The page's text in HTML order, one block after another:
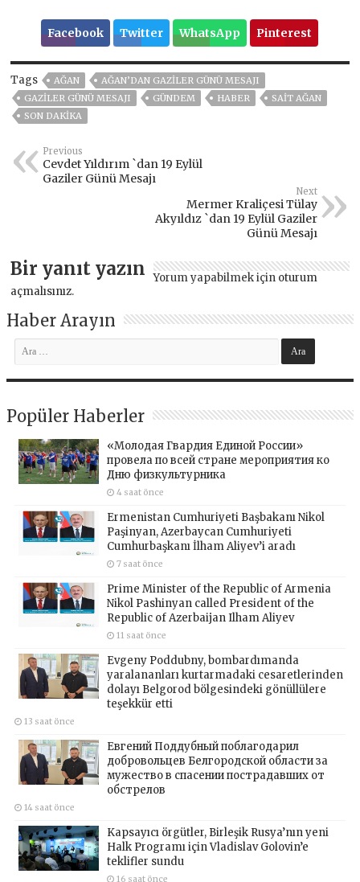
Facebook Twitter WhatsApp Pinterest
Tags AĞAN
AĞAN’DAN GAZILER GÜNÜ MESAJI
GAZILER GÜNÜ MESAJI
GÜNDEM HABER
SAIT AĞAN
SON DAKIKA
Previous
Cevdet Yıldırım `dan 19 Eylül
Gaziler Günü Mesajı
Next
Mermer Kraliçesi Tülay
Akyıldız `dan 19 Eylül Gaziler
Günü Mesajı
Bir yanıt yazın Yorum yapabilmek için oturum
açmalısınız.
Haber Arayın
Popüler Haberler
«Молодая Гвардия Единой России»
провела по всей стране мероприятия ко
Дню физкультурника
4 saat önce
Ermenistan Cumhuriyeti Başbakanı Nikol
Paşinyan, Azerbaycan Cumhuriyeti
Cumhurbaşkanı İlham Aliyev’i aradı
7 saat önce
Prime Minister of the Republic of Armenia
Nikol Pashinyan called President of the
Republic of Azerbaijan Ilham Aliyev
11 saat önce
Evgeny Poddubny, bombardımanda
yaralananları kurtarmadaki cesaretlerinden
dolayı Belgorod bölgesindeki gönüllülere
teşekkür etti
13 saat önce
Евгений Поддубный поблагодарил
добровольцев Белгородской области за
мужество в спасении пострадавших от
обстрелов
14 saat önce
Kapsayıcı örgütler, Birleşik Rusya’nın yeni
Halk Programı için Vladislav Golovin’e
teklifler sundu
16 saat önce